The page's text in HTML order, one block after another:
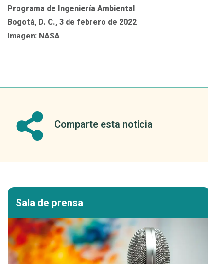
Programa de Ingeniería Ambiental
Bogotá, D. C., 3 de febrero de 2022
Imagen: NASA
Comparte esta noticia
Sala de prensa